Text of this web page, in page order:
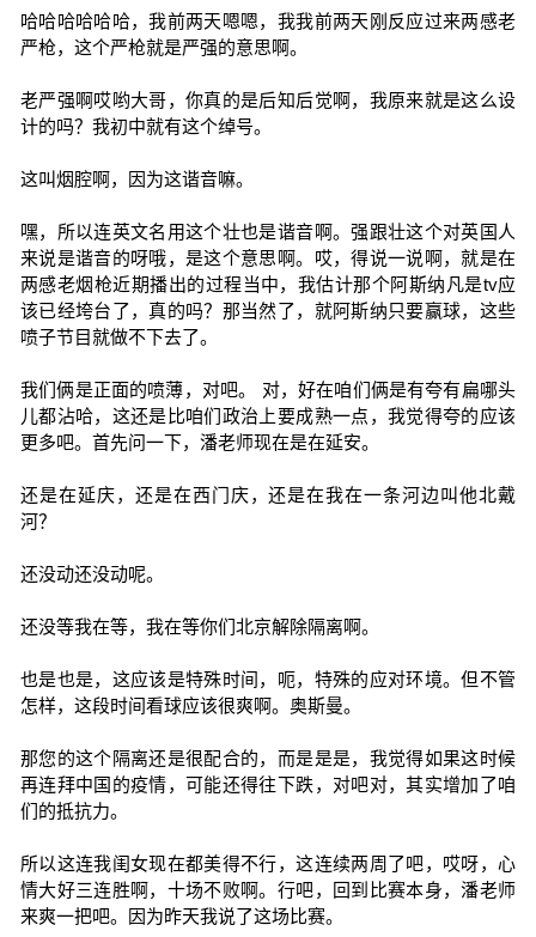
哈哈哈哈哈哈，我前两天嗯嗯，我我前两天刚反应过来两感老
严枪，这个严枪就是严强的意思啊。
老严强啊哎哟大哥，你真的是后知后觉啊，我原来就是这么设
计的吗？我初中就有这个绰号。
这叫烟腔啊，因为这谐音嘛。
嘿，所以连英文名用这个壮也是谐音啊。强跟壮这个对英国人
来说是谐音的呀哦，是这个意思啊。哎，得说一说啊，就是在
两感老烟枪近期播出的过程当中，我估计那个阿斯纳凡是tv应
该已经垮台了，真的吗？那当然了，就阿斯纳只要赢球，这些
喷子节目就做不下去了。
我们俩是正面的喷薄，对吧。 对，好在咱们俩是有夸有扁哪头
儿都沾哈，这还是比咱们政治上要成熟一点，我觉得夸的应该
更多吧。首先问一下，潘老师现在是在延安。
还是在延庆，还是在西门庆，还是在我在一条河边叫他北戴
河？
还没动还没动呢。
还没等我在等，我在等你们北京解除隔离啊。
也是也是，这应该是特殊时间，呃，特殊的应对环境。但不管
怎样，这段时间看球应该很爽啊。奥斯曼。
那您的这个隔离还是很配合的，而是是是，我觉得如果这时候
再连拜中国的疫情，可能还得往下跌，对吧对，其实增加了咱
们的抵抗力。
所以这连我闺女现在都美得不行，这连续两周了吧，哎呀，心
情大好三连胜啊，十场不败啊。行吧，回到比赛本身，潘老师
来爽一把吧。因为昨天我说了这场比赛。